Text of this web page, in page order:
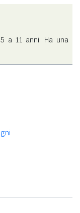
a 11 anni. Ha una